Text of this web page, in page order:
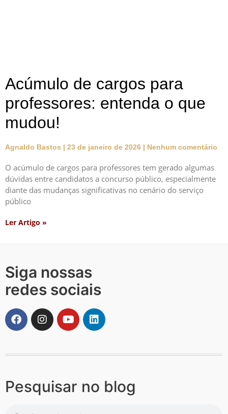
Acúmulo de cargos para
professores: entenda o que
mudou!
Agnaldo Bastos 23 de janeiro de 2026 Nenhum comentário
O acúmulo de cargos para professores tem gerado algumas
dúvidas entre candidatos a concurso público, especialmente
diante das mudanças significativas no cenário do serviço
público
Ler Artigo »
Siga nossas
redes sociais
Pesquisar no blog